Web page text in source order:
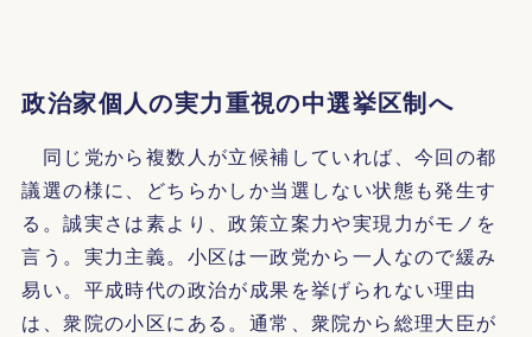
政治家個人の実力重視の中選挙区制へ
同じ党から複数人が立候補していれば、今回の都
議選の様に、どちらかしか当選しない状態も発生す
る。誠実さは素より、政策立案力や実現力がモノを
言う。実力主義。小区は一政党から一人なので緩み
易い。平成時代の政治が成果を挙げられない理由
は、衆院の小区にある。通常、衆院から総理大臣が